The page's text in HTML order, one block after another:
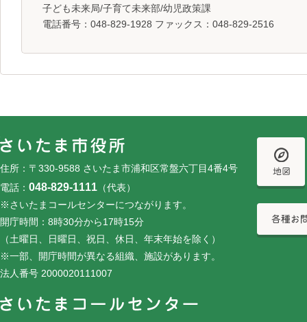
子ども未来局/子育て未来部/幼児政策課
電話番号：048-829-1928 ファックス：048-829-2516
住所：〒330-9588 さいたま市浦和区常盤六丁目4番4号
電話： 048-829-1111 （代表）
※さいたまコールセンターにつながります。
開庁時間：8時30分から17時15分
（土曜日、日曜日、祝日、休日、年末年始を除く）
※一部、開庁時間が異なる組織、施設があります。
法人番号 2000020111007